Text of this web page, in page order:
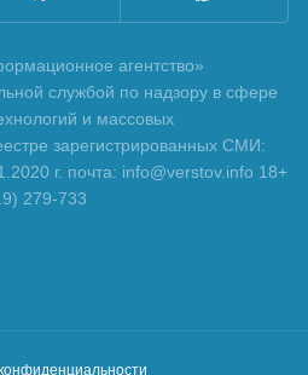
агентство»
службой по надзору в сфере
и массовых
зарегистрированных СМИ:
г. почта: info@verstov.info 18+
279-733